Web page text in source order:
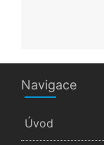
Navigace
Úvod